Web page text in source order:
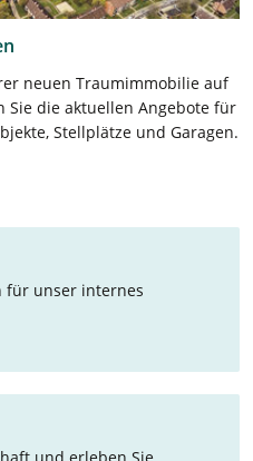
neuen Traumimmobilie auf
Sie die aktuellen Angebote für
Stellplätze und Garagen.
für unser internes